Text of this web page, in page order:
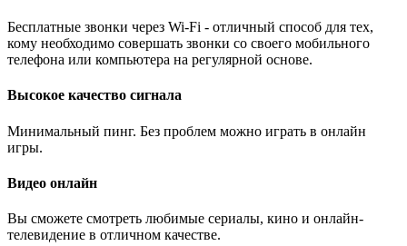
Бесплатные звонки через Wi-Fi - отличный способ для тех,
кому необходимо совершать звонки со своего мобильного
телефона или компьютера на регулярной основе.
Высокое качество сигнала
Минимальный пинг. Без проблем можно играть в онлайн
игры.
Видео онлайн
Вы сможете смотреть любимые сериалы, кино и онлайн-
телевидение в отличном качестве.